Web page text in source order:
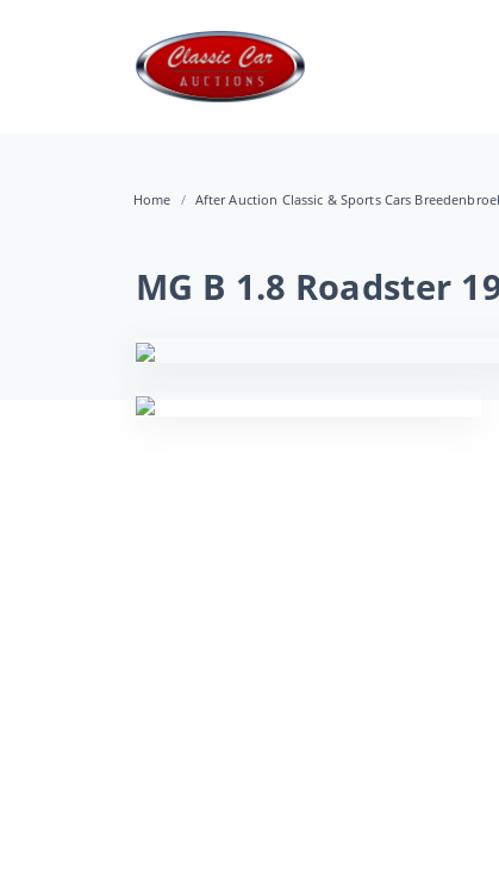
Home After Auction Classic & Sports Cars
MG B 1.8 Roadster